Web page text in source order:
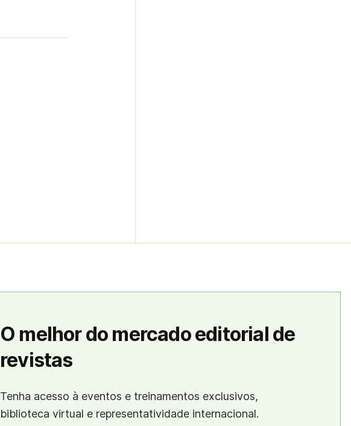
O melhor do mercado editorial de
revistas
Tenha acesso à eventos e treinamentos exclusivos,
biblioteca virtual e representatividade internacional.